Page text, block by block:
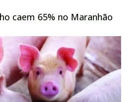
caem 65% no Maranhão